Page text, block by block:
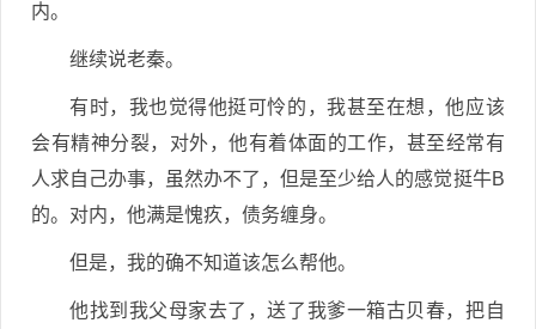
内。
继续说老秦。
有时，我也觉得他挺可怜的，我甚至在想，他应该
会有精神分裂，对外，他有着体面的工作，甚至经常有
人求自己办事，虽然办不了，但是至少给人的感觉挺牛B
的。对内，他满是愧疚，债务缠身。
但是，我的确不知道该怎么帮他。
他找到我父母家去了，送了我爹一箱古贝春，把自